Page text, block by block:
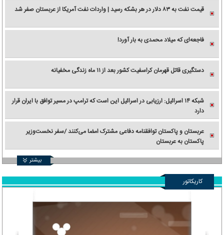
قیمت نفت به ۸۳ دلار در هر بشکه رسید | واردات نفت آمریکا از عربستان صفر شد
فاجعه‌ای که میلاد محمدی به بار آورد!
دستگیری قاتل قهرمان کراسفیت کشور بعد از ۱۱ ماه زندگی مخفیانه
شبکه ۱۴ اسرائیل: ارزیابی در اسرائیل این است که ترامپ در مسیر توافق با ایران قرار
دارد
عربستان و پاکستان توافقنامه دفاعی مشترک امضا می‌کنند /سفر نخست‌وزیر
پاکستان به عربستان
بیشتر
کاریکاتور